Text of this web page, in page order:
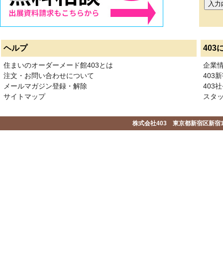
ヘルプ 403
住まいのオーダーメード館403とは
注文・お問い合わせについて
メールマガジン登録・解除
サイトマップ
企業
403
403
スタ
株式会社403 東京都新宿区新